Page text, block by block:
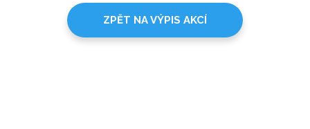
ZPĚT NA VÝPIS AKCÍ